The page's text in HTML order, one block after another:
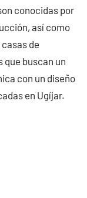
conocidas por
así como
de
que buscan un
con un diseño
en Ugíjar.